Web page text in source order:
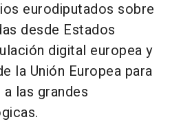
eurodiputados sobre
desde Estados
digital europea y
la Unión Europea para
las grandes